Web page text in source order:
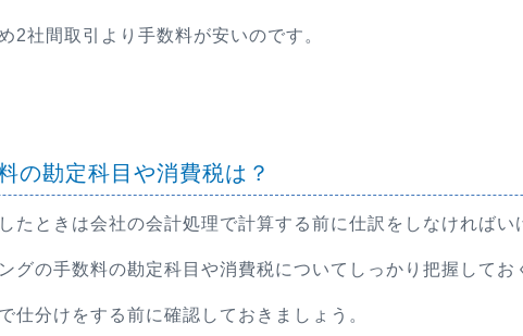
2社間取引より手数料が安いのです。
の勘定科目や消費税は？
たときは会社の会計処理で計算する前に仕訳をしなければい
グの手数料の勘定科目や消費税についてしっかり把握してお
仕分けをする前に確認しておきましょう。